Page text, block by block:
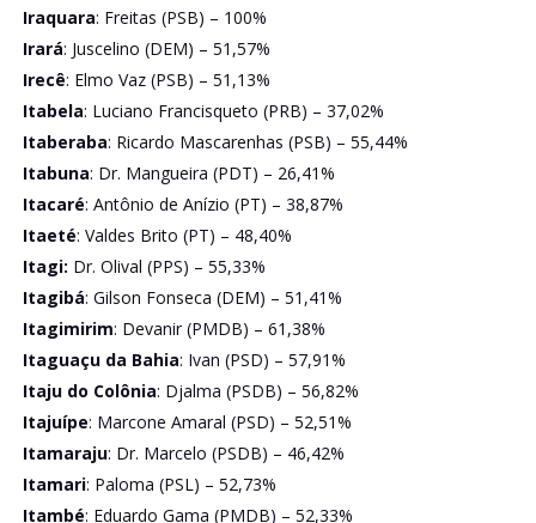
Iraquara: Freitas (PSB) – 100%
Irará: Juscelino (DEM) – 51,57%
Irecê: Elmo Vaz (PSB) – 51,13%
Itabela: Luciano Francisqueto (PRB) – 37,02%
Itaberaba: Ricardo Mascarenhas (PSB) – 55,44%
Itabuna: Dr. Mangueira (PDT) – 26,41%
Itacaré: Antônio de Anízio (PT) – 38,87%
Itaeté: Valdes Brito (PT) – 48,40%
Itagi: Dr. Olival (PPS) – 55,33%
Itagibá: Gilson Fonseca (DEM) – 51,41%
Itagimirim: Devanir (PMDB) – 61,38%
Itaguaçu da Bahia: Ivan (PSD) – 57,91%
Itaju do Colônia: Djalma (PSDB) – 56,82%
Itajuípe: Marcone Amaral (PSD) – 52,51%
Itamaraju: Dr. Marcelo (PSDB) – 46,42%
Itamari: Paloma (PSL) – 52,73%
Itambé: Eduardo Gama (PMDB) – 52,33%